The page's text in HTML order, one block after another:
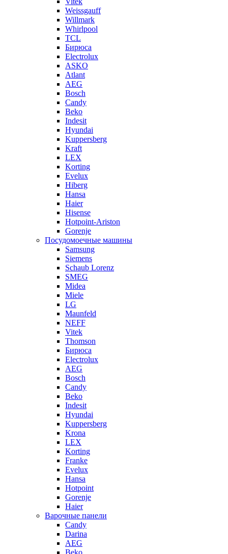
Weissgauff
Willmark
Whirlpool
TCL
Бирюса
Electrolux
ASKO
Atlant
AEG
Bosch
Candy
Beko
Indesit
Hyundai
Kuppersberg
Kraft
LEX
Korting
Evelux
Hiberg
Hansa
Haier
Hisense
Hotpoint-Ariston
Gorenje
Посудомоечные машины
Samsung
Siemens
Schaub Lorenz
SMEG
Midea
Miele
LG
Maunfeld
NEFF
Vitek
Thomson
Бирюса
Electrolux
AEG
Bosch
Candy
Beko
Indesit
Hyundai
Kuppersberg
Krona
LEX
Korting
Franke
Evelux
Hansa
Hotpoint
Gorenje
Haier
Варочные панели
Candy
Darina
AEG